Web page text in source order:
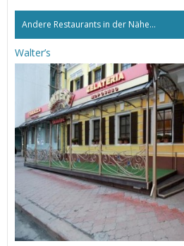
Andere Restaurants in der Nähe...
Walter’s